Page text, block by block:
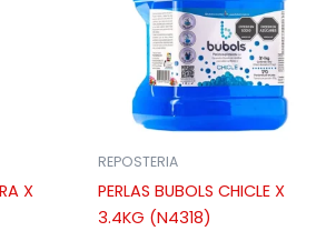
X
REPOSTERIA
PERLAS BUBOLS CHICLE X
3.4KG (N4318)